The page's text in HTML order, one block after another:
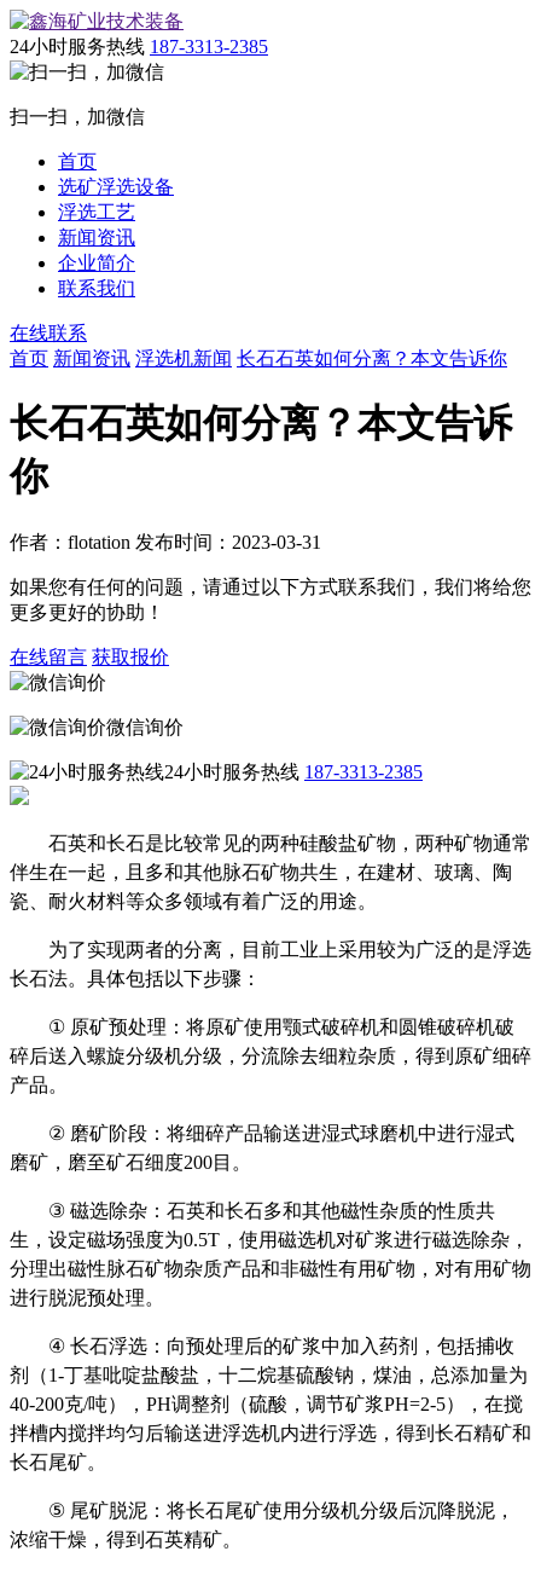
24小时服务热线 187-3313-2385
扫一扫，加微信
首页
选矿浮选设备
浮选工艺
新闻资讯
企业简介
联系我们
在线联系
首页 新闻资讯 浮选机新闻 长石石英如何分离？本文告诉你
长石石英如何分离？本文告诉
你
作者：flotation 发布时间：2023-03-31
如果您有任何的问题，请通过以下方式联系我们，我们将给您
更多更好的协助！
在线留言 获取报价
微信询价
24小时服务热线 187-3313-2385
石英和长石是比较常见的两种硅酸盐矿物，两种矿物通常
伴生在一起，且多和其他脉石矿物共生，在建材、玻璃、陶
瓷、耐火材料等众多领域有着广泛的用途。
为了实现两者的分离，目前工业上采用较为广泛的是浮选
长石法。具体包括以下步骤：
① 原矿预处理：将原矿使用颚式破碎机和圆锥破碎机破
碎后送入螺旋分级机分级，分流除去细粒杂质，得到原矿细碎
产品。
② 磨矿阶段：将细碎产品输送进湿式球磨机中进行湿式
磨矿，磨至矿石细度200目。
③ 磁选除杂：石英和长石多和其他磁性杂质的性质共
生，设定磁场强度为0.5T，使用磁选机对矿浆进行磁选除杂，
分理出磁性脉石矿物杂质产品和非磁性有用矿物，对有用矿物
进行脱泥预处理。
④ 长石浮选：向预处理后的矿浆中加入药剂，包括捕收
剂（1-丁基吡啶盐酸盐，十二烷基硫酸钠，煤油，总添加量为
40-200克/吨），PH调整剂（硫酸，调节矿浆PH=2-5），在搅
拌槽内搅拌均匀后输送进浮选机内进行浮选，得到长石精矿和
长石尾矿。
⑤ 尾矿脱泥：将长石尾矿使用分级机分级后沉降脱泥，
浓缩干燥，得到石英精矿。